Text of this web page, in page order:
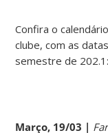
Confira o
clube, com as
semestre de 202.1:
Março, 19/03 |